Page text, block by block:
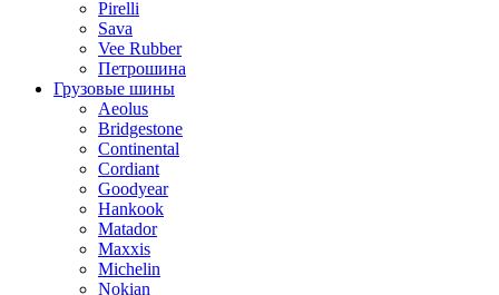
Pirelli
Sava
Vee Rubber
Петрошина
Грузовые шины
Aeolus
Bridgestone
Continental
Cordiant
Goodyear
Hankook
Matador
Maxxis
Michelin
Nokian